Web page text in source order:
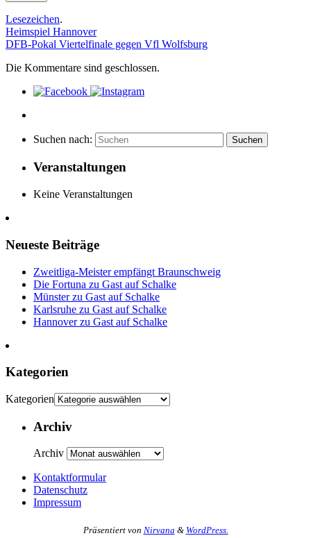
Lesezeichen.
Heimspiel Hannover
DFB-Pokal Viertelfinale gegen Vfl Wolfsburg
Die Kommentare sind geschlossen.
Suchen nach: Suchen
Veranstaltungen
Keine Veranstaltungen
Neueste Beiträge
Zweitliga-Meister empfängt Braunschweig
Die Fortuna zu Gast auf Schalke
Münster zu Gast auf Schalke
Karlsruhe zu Gast auf Schalke
Hannover zu Gast auf Schalke
Kategorien
Kategorien
Archiv
Archiv
Kontaktformular
Datenschutz
Impressum
Präsentiert von Nirvana & WordPress.